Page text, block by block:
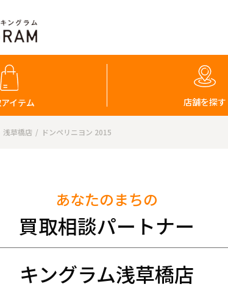
イテム 店舗を探す
浅草橋店 ドンペリニヨン 2015
キングラム浅草橋店
あなたのまちの
買取相談パートナー